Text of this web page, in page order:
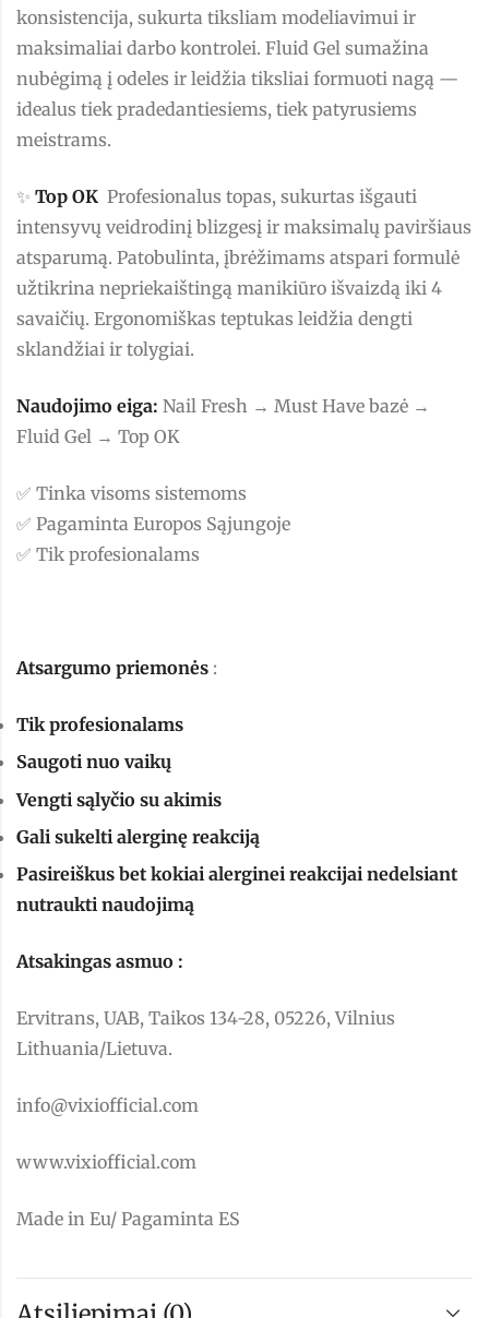
konsistencija, sukurta tiksliam modeliavimui ir
maksimaliai darbo kontrolei. Fluid Gel sumažina
nubėgimą į odeles ir leidžia tiksliai formuoti nagą —
idealus tiek pradedantiesiems, tiek patyrusiems
meistrams.
✨ Top OK Profesionalus topas, sukurtas išgauti
intensyvų veidrodinį blizgesį ir maksimalų paviršiaus
atsparumą. Patobulinta, įbrėžimams atspari formulė
užtikrina nepriekaištingą manikiūro išvaizdą iki 4
savaičių. Ergonomiškas teptukas leidžia dengti
sklandžiai ir tolygiai.
Naudojimo eiga: Nail Fresh → Must Have bazė →
Fluid Gel → Top OK
✅ Tinka visoms sistemoms
✅ Pagaminta Europos Sąjungoje
✅ Tik profesionalams
Atsargumo priemonės :
Tik profesionalams
Saugoti nuo vaikų
Vengti sąlyčio su akimis
Gali sukelti alerginę reakciją
Pasireiškus bet kokiai alerginei reakcijai nedelsiant
nutraukti naudojimą
Atsakingas asmuo :
Ervitrans, UAB, Taikos 134-28, 05226, Vilnius
Lithuania/Lietuva.
info@vixiofficial.com
www.vixiofficial.com
Made in Eu/ Pagaminta ES